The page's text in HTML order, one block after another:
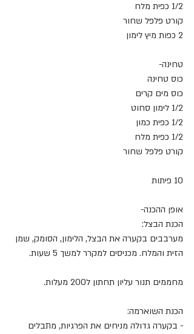
1/2 כפית מלח
קורט פלפל שחור
2 כפות מיץ לימון
טחינה-
כוס טחינה
כוס מים קרים
1/2 לימון סחוט
1/2 כפית כמון
1/2 כפית מלח
קורט פלפל שחור
10 פיתות
אופן ההכנה-
הכנת הבצל:
מערבבים בקערה את הבצל, הלימון, הסומק, שמן
הזית והמלח. מכניסים למקרר למשך 5 שעות.
מחממים תנור עליון תחתון ל200 מעלות.
הכנת השוארמה:
- בקערה גדולה מניחים את הפרגיות, מתבלים